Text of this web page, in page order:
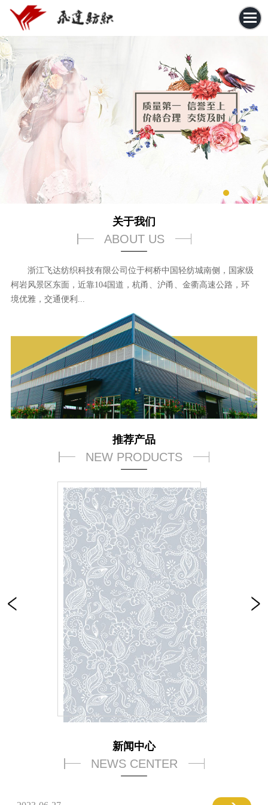
关于我们
ABOUT US
浙江飞达纺织科技有限公司位于柯桥中国轻纺城南侧，国家级
柯岩风景区东面，近靠104国道，杭甬、沪甬、金衢高速公路，环
境优雅，交通便利...
推荐产品
NEW PRODUCTS
新闻中心
NEWS CENTER